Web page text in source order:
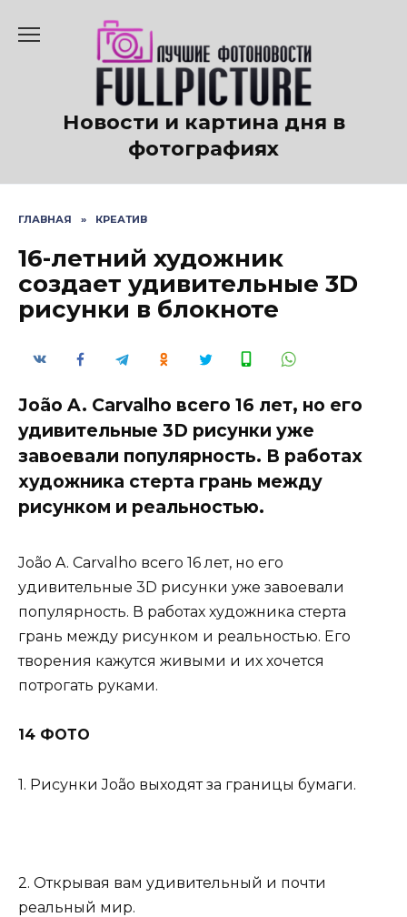
содержанию
Новости и картина дня в
фотографиях
ГЛАВНАЯ » КРЕАТИВ
16-летний художник
создает удивительные 3D
рисунки в блокноте
João A. Carvalho всего 16 лет, но его
удивительные 3D рисунки уже
завоевали популярность. В работах
художника стерта грань между
рисунком и реальностью.
João A. Carvalho всего 16 лет, но его
удивительные 3D рисунки уже завоевали
популярность. В работах художника стерта
грань между рисунком и реальностью. Его
творения кажутся живыми и их хочется
потрогать руками.
14 ФОТО
1. Рисунки João выходят за границы бумаги.
2. Открывая вам удивительный и почти
реальный мир.